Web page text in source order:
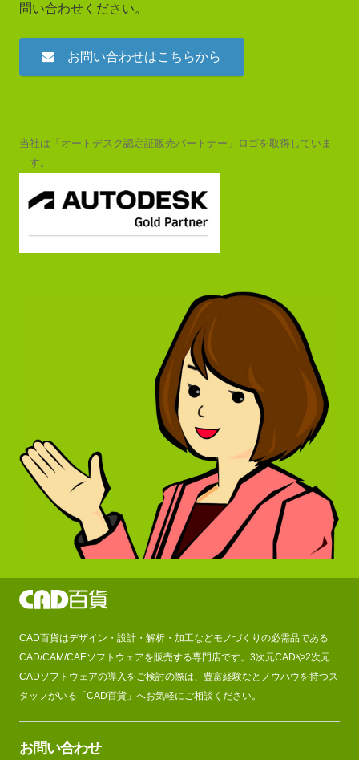
問い合わせください。
お問い合わせはこちらから
当社は「オートデスク認定証販売パートナー」ロゴを取得していま
す。
CAD百貨はデザイン・設計・解析・加工などモノづくりの必需品である
CAD/CAM/CAEソフトウェアを販売する専門店です。3次元CADや2次元
CADソフトウェアの導入をご検討の際は、豊富経験なとノウハウを持つス
タッフがいる「CAD百貨」へお気軽にご相談ください。
お問い合わせ